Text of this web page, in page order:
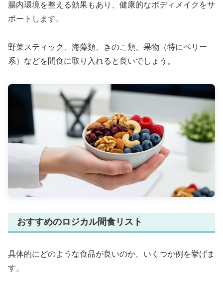
腸内環境を整える効果もあり、健康的なボディメイクをサ
ポートします。
野菜スティック、海藻類、きのこ類、果物（特にベリー
系）などを間食に取り入れると良いでしょう。
おすすめのロジカル間食リスト
具体的にどのような食品が良いのか、いくつか例を挙げま
す。